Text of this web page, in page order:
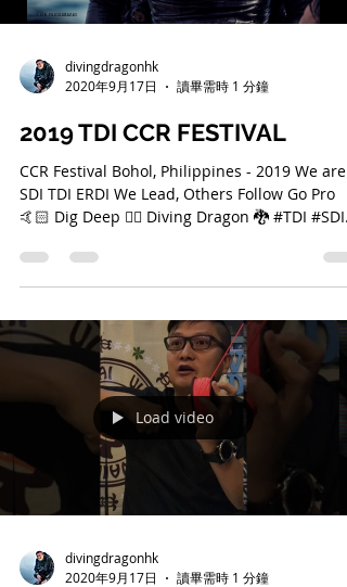
divingdragonhk
2020年9月17日
讀畢需時 1 分鐘
2019 TDI CCR FESTIVAL
CCR Festival Bohol, Philippines - 2019 We are
SDI TDI ERDI We Lead, Others Follow Go Pro
🤙🏻 Dig Deep 👍🏻 Diving Dragon 🐉 #TDI #SDI...
Load video
divingdragonhk
2020年9月17日
讀畢需時 1 分鐘